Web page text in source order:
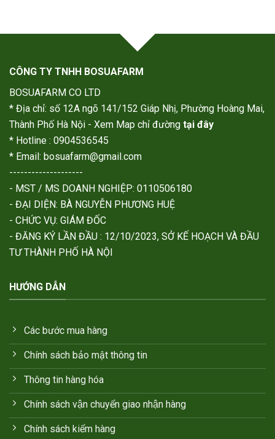
CÔNG TY TNHH BOSUAFARM
BOSUAFARM CO LTD
* Địa chỉ: số 12A ngõ 141/152 Giáp Nhị, Phường Hoàng Mai,
Thành Phố Hà Nội - Xem Map chỉ đường tại đây
* Hotline : 0904536545
* Email: bosuafarm@gmail.com
--------------------
- MST / MS DOANH NGHIỆP: 0110506180
- ĐẠI DIỆN: BÀ NGUYỄN PHƯƠNG HUỆ
- CHỨC VỤ: GIÁM ĐỐC
- ĐĂNG KÝ LẦN ĐẦU : 12/10/2023, SỞ KẾ HOẠCH VÀ ĐẦU
TƯ THÀNH PHỐ HÀ NỘI
HƯỚNG DẪN
Các bước mua hàng
Chính sách bảo mật thông tin
Thông tin hàng hóa
Chính sách vận chuyển giao nhận hàng
Chính sách kiểm hàng